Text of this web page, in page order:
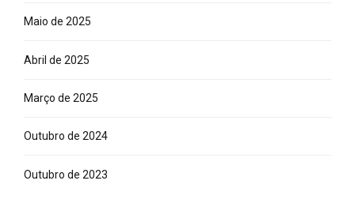
Maio de 2025
Abril de 2025
Março de 2025
Outubro de 2024
Outubro de 2023